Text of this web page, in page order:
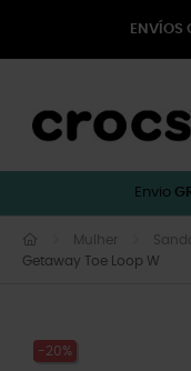
ENVÍOS
Envio
Mulher
Getaway Toe Loop W
-20%